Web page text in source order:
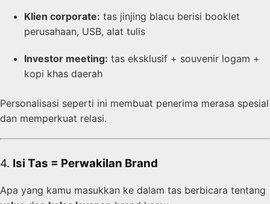
Klien corporate: tas jinjing blacu berisi booklet
perusahaan, USB, alat tulis
Investor meeting: tas eksklusif + souvenir logam +
kopi khas daerah
Personalisasi seperti ini membuat penerima merasa spesial
dan memperkuat relasi.
4. Isi Tas = Perwakilan Brand
Apa yang kamu masukkan ke dalam tas berbicara tentang